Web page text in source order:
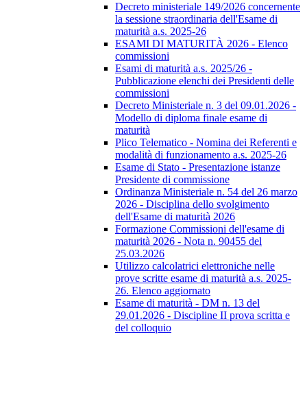
Decreto ministeriale 149/2026 concernente
la sessione straordinaria dell'Esame di
maturità a.s. 2025-26
ESAMI DI MATURITÀ 2026 - Elenco
commissioni
Esami di maturità a.s. 2025/26 -
Pubblicazione elenchi dei Presidenti delle
commissioni
Decreto Ministeriale n. 3 del 09.01.2026 -
Modello di diploma finale esame di
maturità
Plico Telematico - Nomina dei Referenti e
modalità di funzionamento a.s. 2025-26
Esame di Stato - Presentazione istanze
Presidente di commissione
Ordinanza Ministeriale n. 54 del 26 marzo
2026 - Disciplina dello svolgimento
dell'Esame di maturità 2026
Formazione Commissioni dell'esame di
maturità 2026 - Nota n. 90455 del
25.03.2026
Utilizzo calcolatrici elettroniche nelle
prove scritte esame di maturità a.s. 2025-
26. Elenco aggiornato
Esame di maturità - DM n. 13 del
29.01.2026 - Discipline II prova scritta e
del colloquio